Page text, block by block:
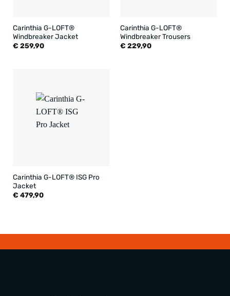
Carinthia G-LOFT®
Windbreaker Jacket
€ 259,90
Carinthia G-LOFT®
Windbreaker Trousers
€ 229,90
Carinthia G-LOFT® ISG Pro
Jacket
€ 479,90